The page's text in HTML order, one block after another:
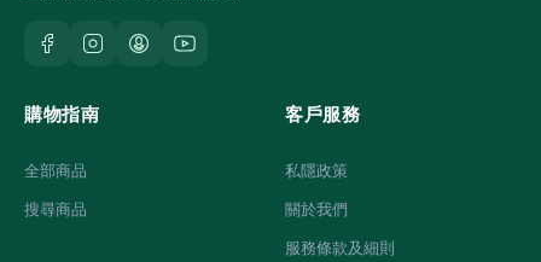
購物指南
全部商品
搜尋商品
客戶服務
私隱政策
關於我們
服務條款及細則